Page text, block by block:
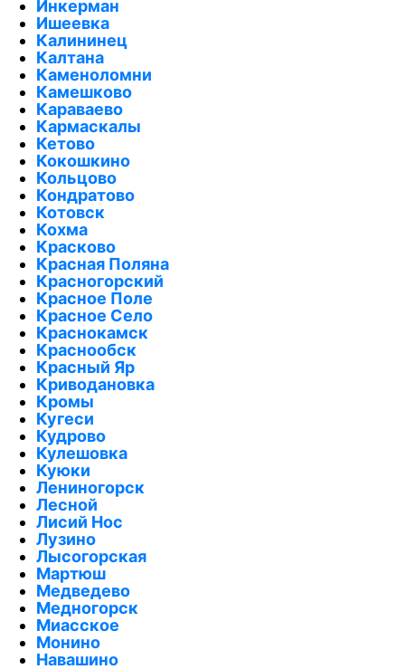
Инкерман
Ишеевка
Калининец
Калтана
Каменоломни
Камешково
Караваево
Кармаскалы
Кетово
Кокошкино
Кольцово
Кондратово
Котовск
Кохма
Красково
Красная Поляна
Красногорский
Красное Поле
Красное Село
Краснокамск
Краснообск
Красный Яр
Криводановка
Кромы
Кугеси
Кудрово
Кулешовка
Куюки
Лениногорск
Лесной
Лисий Нос
Лузино
Лысогорская
Мартюш
Медведево
Медногорск
Миасское
Монино
Навашино